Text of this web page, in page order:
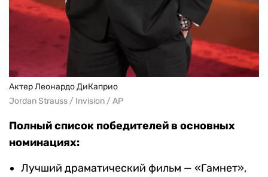
Актер Леонардо ДиКаприо
Jordan Strauss / Invision / AP
Полный список победителей в основных
номинациях:
Лучший драматический фильм — «Гамнет»,